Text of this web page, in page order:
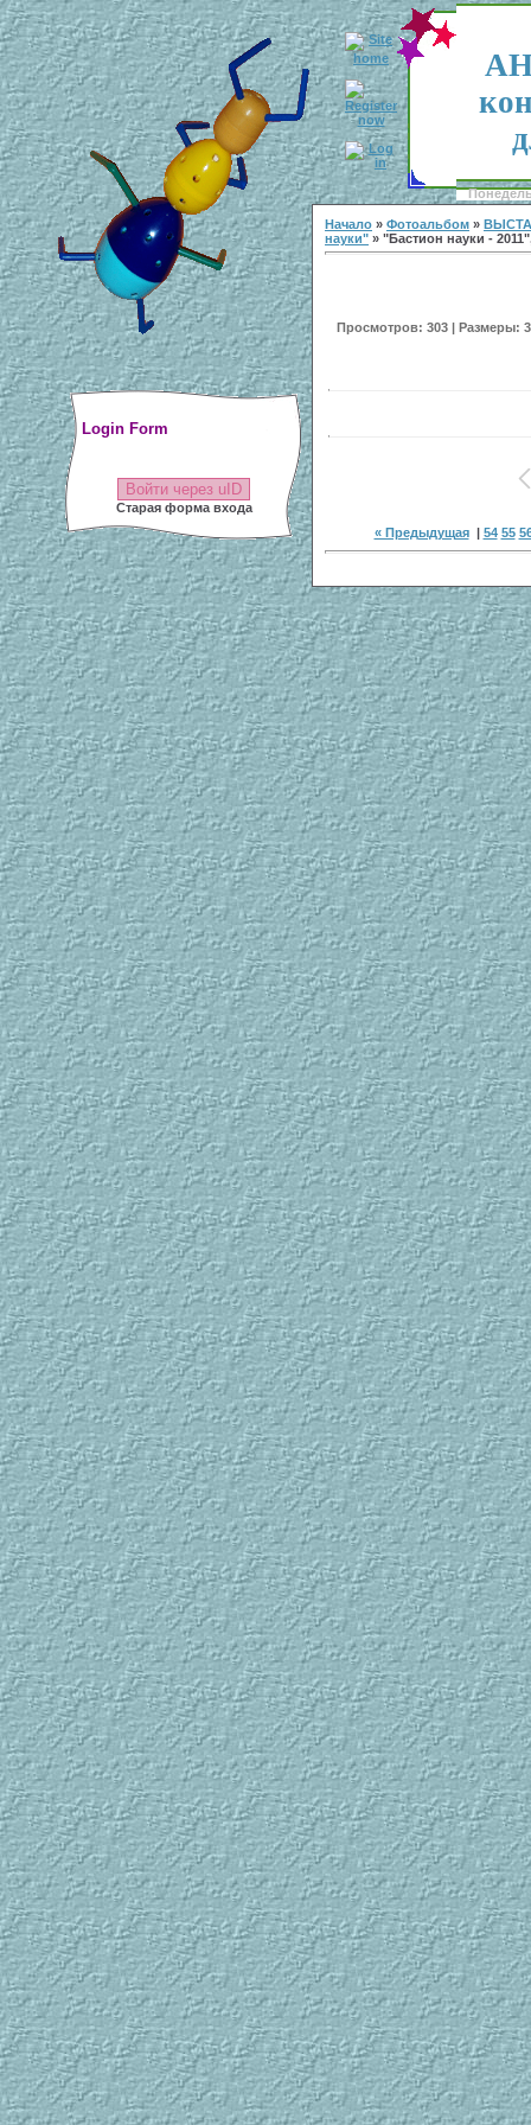
Login Form
Войти через uID
Старая форма входа
Начало » Фотоальбом »
науки" » "Бастион науки -
Просмотров: 303 | Размеры:
« Предыдущая| 54 55